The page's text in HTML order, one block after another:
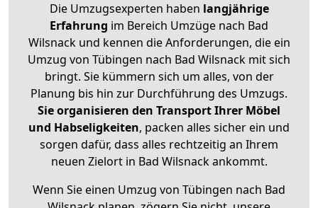
Die Umzugsexperten haben langjährige
Erfahrung im Bereich Umzüge nach Bad
Wilsnack und kennen die Anforderungen, die ein
Umzug von Tübingen nach Bad Wilsnack mit sich
bringt. Sie kümmern sich um alles, von der
Planung bis hin zur Durchführung des Umzugs.
Sie organisieren den Transport Ihrer Möbel
und Habseligkeiten, packen alles sicher ein und
sorgen dafür, dass alles rechtzeitig an Ihrem
neuen Zielort in Bad Wilsnack ankommt.
Wenn Sie einen Umzug von Tübingen nach Bad